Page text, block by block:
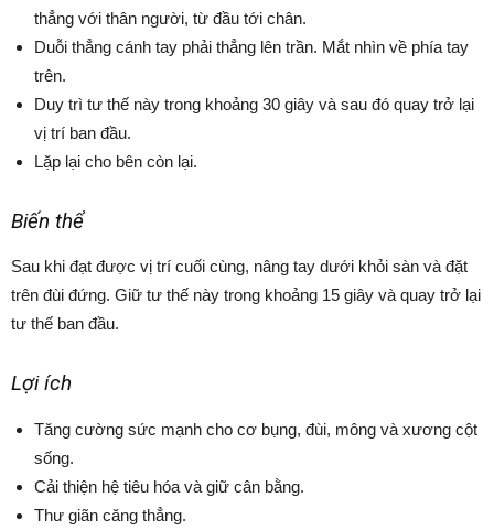
thẳng với thân người, từ đầu tới chân.
Duỗi thẳng cánh tay phải thẳng lên trần. Mắt nhìn về phía tay
trên.
Duy trì tư thế này trong khoảng 30 giây và sau đó quay trở lại
vị trí ban đầu.
Lặp lại cho bên còn lại.
Biến thể
Sau khi đạt được vị trí cuối cùng, nâng tay dưới khỏi sàn và đặt
trên đùi đứng. Giữ tư thế này trong khoảng 15 giây và quay trở lại
tư thế ban đầu.
Lợi ích
Tăng cường sức mạnh cho cơ bụng, đùi, mông và xương cột
sống.
Cải thiện hệ tiêu hóa và giữ cân bằng.
Thư giãn căng thẳng.